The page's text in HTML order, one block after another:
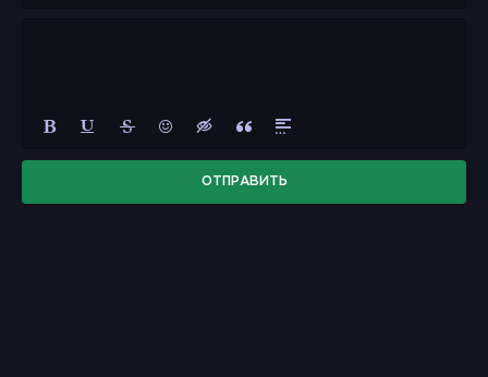
ОТПРАВИТЬ